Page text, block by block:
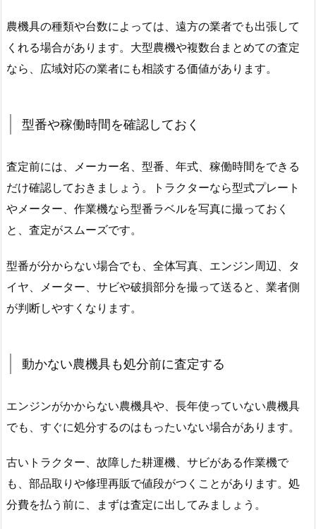
農機具の種類や台数によっては、遠方の業者でも出張して
くれる場合があります。大型農機や複数台まとめての査定
なら、広域対応の業者にも相談する価値があります。
型番や稼働時間を確認しておく
査定前には、メーカー名、型番、年式、稼働時間をできる
だけ確認しておきましょう。トラクターなら型式プレート
やメーター、作業機なら型番ラベルを写真に撮っておく
と、査定がスムーズです。
型番が分からない場合でも、全体写真、エンジン周辺、タ
イヤ、メーター、サビや破損部分を撮って送ると、業者側
が判断しやすくなります。
動かない農機具も処分前に査定する
エンジンがかからない農機具や、長年使っていない農機具
でも、すぐに処分するのはもったいない場合があります。
古いトラクター、故障した耕運機、サビがある作業機で
も、部品取りや修理再販で値段がつくことがあります。処
分費を払う前に、まずは査定に出してみましょう。